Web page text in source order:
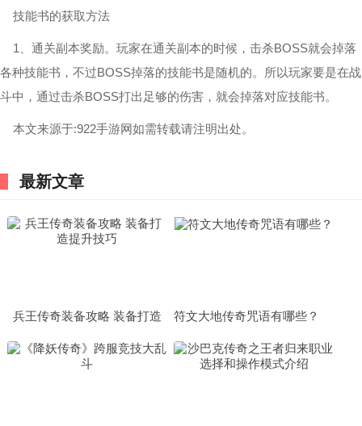
技能书的获取方法
1、通关副本奖励。玩家在通关副本的时候，击杀BOSS就会掉落
各种技能书，不过BOSS掉落的技能书是随机的。所以玩家要是在战
斗中，通过击杀BOSS打出足够的伤害，就会掉落对应技能书。
本文来源于:922手游网如需转载请注明出处。
最新文章
兵王传奇装备攻略 装备打造
符文大地传奇咒语有哪些？